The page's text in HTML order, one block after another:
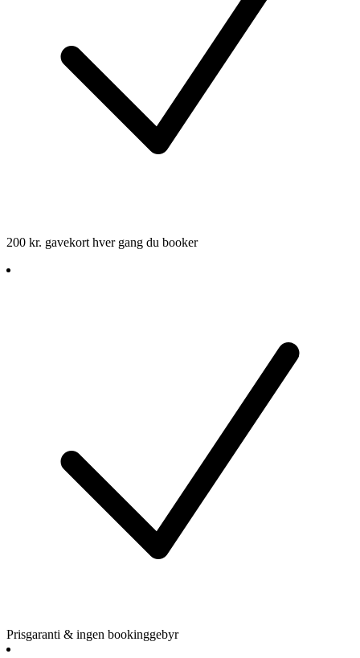
200 kr. gavekort hver gang du booker
Prisgaranti & ingen bookinggebyr